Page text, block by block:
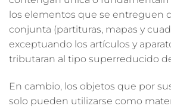
los elementos que se entreguen
conjunta (partituras, mapas y
exceptuando los artículos y
tributaran al tipo superreducido
En cambio, los objetos que por
solo pueden utilizarse como